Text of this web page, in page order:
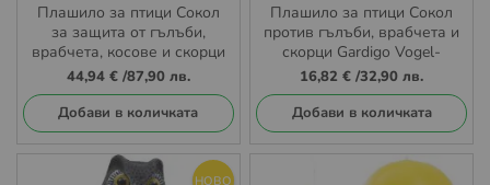
Плашило за птици Сокол
за защита от гълъби,
врабчета, косове и скорци
3 бр комплект Gardigo
44,94 €/87,90 лв.
Добави в количката
Плашило за птици Сокол
против гълъби, врабчета и
скорци Gardigo Vogel-
Abwehr Falke
16,82 € /32,90 лв.
Добави в количката
НОВО